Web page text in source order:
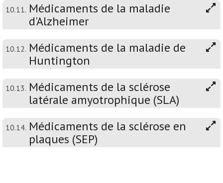
10.11. Médicaments de la maladie
d'Alzheimer
10.12. Médicaments de la maladie de
Huntington
10.13. Médicaments de la sclérose
latérale amyotrophique (SLA)
10.14. Médicaments de la sclérose en
plaques (SEP)